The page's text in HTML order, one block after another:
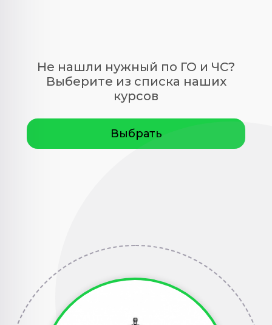
Не нашли нужный по ГО и ЧС?
Выберите из списка наших
курсов
Выбрать